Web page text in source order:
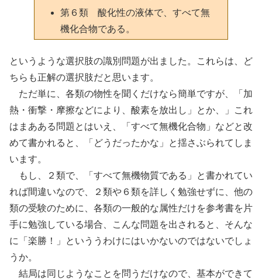
第６類 酸化性の液体で、すべて無
機化合物である。
というような選択肢の識別問題が出ました。これらは、ど
ちらも正解の選択肢だと思います。
ただ単に、各類の物性を聞くだけなら簡単ですが、「加
熱・衝撃・摩擦などにより、酸素を放出し」とか、」これ
はまあある問題とはいえ、「すべて無機化合物」などと改
めて書かれると、「どうだったかな」と揺さぶられてしま
います。
もし、２類で、「すべて無機物質である」と書かれてい
れば間違いなので、２類や６類を詳しく勉強せずに、他の
類の受験のために、各類の一般的な属性だけを参考書を片
手に勉強している場合、こんな問題を出されると、そんな
に「楽勝！」といううわけにはいかないのではないでしょ
うか。
結局は同じようなことを問うだけなので、基本ができて